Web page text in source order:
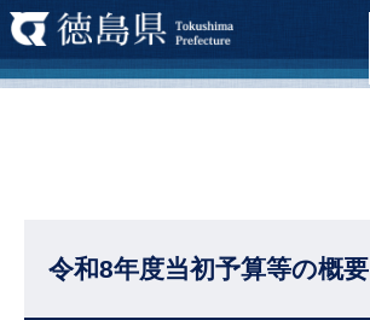
令和8年度当初予算等の概要